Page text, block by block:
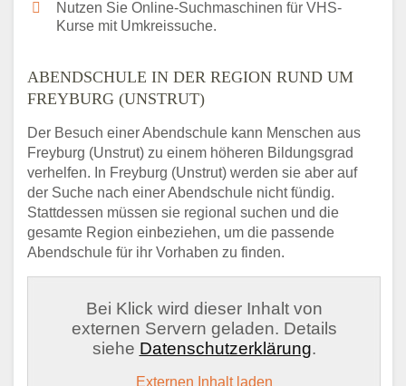
Nutzen Sie Online-Suchmaschinen für VHS-
Kurse mit Umkreissuche.
ABENDSCHULE IN DER REGION RUND UM
FREYBURG (UNSTRUT)
Der Besuch einer Abendschule kann Menschen aus
Freyburg (Unstrut) zu einem höheren Bildungsgrad
verhelfen. In Freyburg (Unstrut) werden sie aber auf
der Suche nach einer Abendschule nicht fündig.
Stattdessen müssen sie regional suchen und die
gesamte Region einbeziehen, um die passende
Abendschule für ihr Vorhaben zu finden.
Bei Klick wird dieser Inhalt von
externen Servern geladen. Details
siehe Datenschutzerklärung.
Externen Inhalt laden